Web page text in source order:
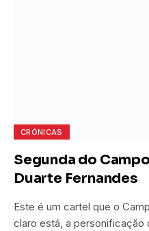
CRÓNICAS
Segunda do
Duarte Fernandes
Este é um cartel que o
claro está, a personificação